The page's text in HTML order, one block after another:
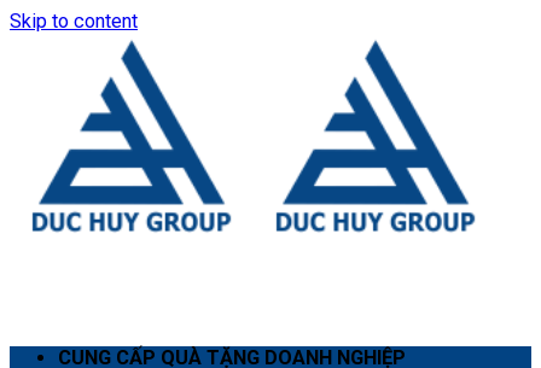
Skip to content
CUNG CẤP QUÀ TẶNG DOANH NGHIỆP